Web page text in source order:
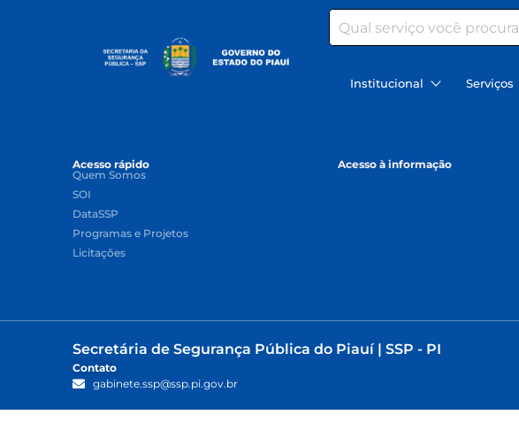
Search
Institucional Serviços
Acesso rápido
Quem Somos
SOI
DataSSP
Programas e Projetos
Licitações
Acesso à informação
Secretária de Segurança Pública do Piauí | SSP - PI
Contato
gabinete.ssp@ssp.pi.gov.br